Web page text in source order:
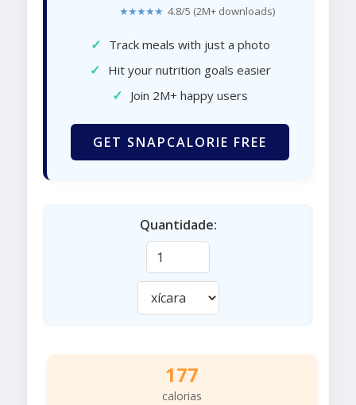
★★★★★ 4.8/5 (2M+ downloads)
✓ Track meals with just a photo
✓ Hit your nutrition goals easier
✓ Join 2M+ happy users
GET SNAPCALORIE FREE
Quantidade:
177
calorias